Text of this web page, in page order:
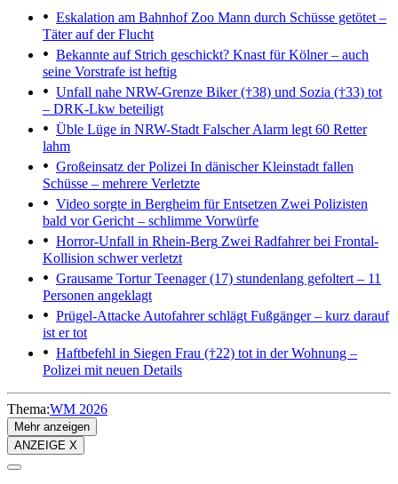
Eskalation am Bahnhof Zoo Mann durch Schüsse getötet –
Täter auf der Flucht
Bekannte auf Strich geschickt? Knast für Kölner – auch
seine Vorstrafe ist heftig
Unfall nahe NRW-Grenze Biker (†38) und Sozia (†33) tot
– DRK-Lkw beteiligt
Üble Lüge in NRW-Stadt Falscher Alarm legt 60 Retter
lahm
Großeinsatz der Polizei In dänischer Kleinstadt fallen
Schüsse – mehrere Verletzte
Video sorgte in Bergheim für Entsetzen Zwei Polizisten
bald vor Gericht – schlimme Vorwürfe
Horror-Unfall in Rhein-Berg Zwei Radfahrer bei Frontal-
Kollision schwer verletzt
Grausame TorturTeenager (17) stundenlang gefoltert – 11
Personen angeklagt
Prügel-Attacke Autofahrer schlägt Fußgänger – kurz darauf
ist er tot
Haftbefehl in Siegen Frau (†22) tot in der Wohnung –
Polizei mit neuen Details
Thema:WM 2026
Mehr anzeigen
ANZEIGE X